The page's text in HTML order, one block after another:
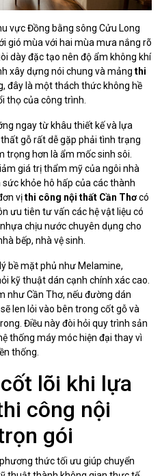
vực Đồng bằng sông Cửu Long
gió mùa với hai mùa mưa nắng rõ
dày đặc tạo nên độ ẩm không khí
xây dựng nói chung và mảng thi
đây là một thách thức không hề
thọ của công trình.
ngay từ khâu thiết kế và lựa
gỗ rất dễ gặp phải tình trạng
trọng hơn là ẩm mốc sinh sôi.
giá trị thẩm mỹ của ngôi nhà
khỏe hô hấp của các thành
vịthi công nội thất Cần Thơcó
ưu tiên tư vấn các hệ vật liệu có
chịu nước chuyên dụng cho
bếp, nhà vệ sinh.
bề mặt phủ như Melamine,
kỹ thuật dán cạnh chính xác cao.
như Cần Thơ, nếu đường dán
len lỏi vào bên trong cốt gỗ và
Điều này đòi hỏi quy trình sản
thống máy móc hiện đại thay vì
thống.
lõi khi lựa
công nội
gói
thức tối ưu giúp chuyển